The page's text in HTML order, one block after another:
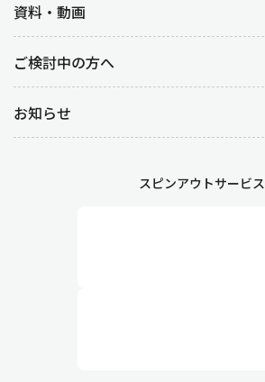
資料・動画
ご検討中の方へ
お知らせ
スピンアウトサービス